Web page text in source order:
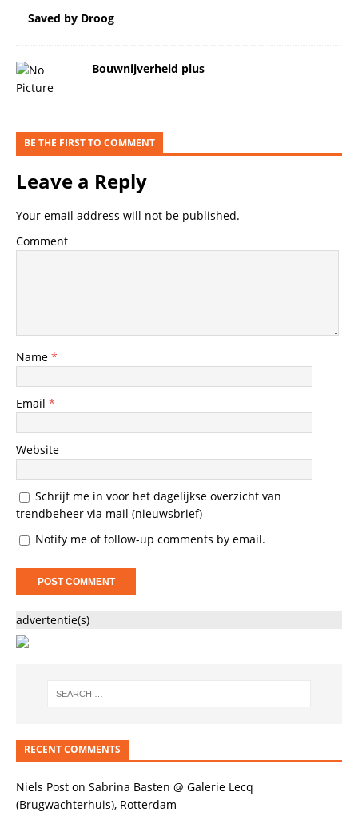
Saved by Droog
Bouwnijverheid plus
BE THE FIRST TO COMMENT
Leave a Reply
Your email address will not be published.
Comment
Name *
Email *
Website
Schrijf me in voor het dagelijkse overzicht van
trendbeheer via mail (nieuwsbrief)
Notify me of follow-up comments by email.
advertentie(s)
RECENT COMMENTS
Niels Post on Sabrina Basten @ Galerie Lecq
(Brugwachterhuis), Rotterdam